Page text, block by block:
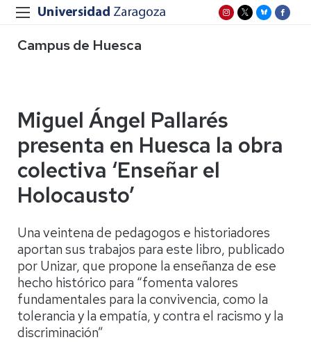
Campus de Huesca
Miguel Ángel Pallarés
presenta en Huesca la obra
colectiva ‘Enseñar el
Holocausto’
Una veintena de pedagogos e historiadores
aportan sus trabajos para este libro, publicado
por Unizar, que propone la enseñanza de ese
hecho histórico para “fomenta valores
fundamentales para la convivencia, como la
tolerancia y la empatía, y contra el racismo y la
discriminación”